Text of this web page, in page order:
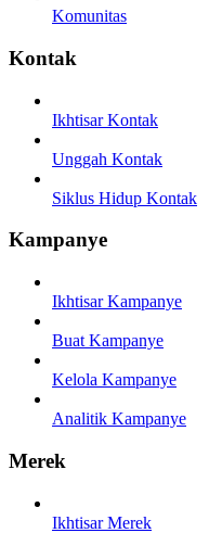
Komunitas
Kontak
Ikhtisar Kontak
Unggah Kontak
Siklus Hidup Kontak
Kampanye
Ikhtisar Kampanye
Buat Kampanye
Kelola Kampanye
Analitik Kampanye
Merek
Ikhtisar Merek